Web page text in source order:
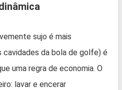
sujo é mais
cavidades da bola de golfe) é
uma regra de economia. O
lavar e encerar